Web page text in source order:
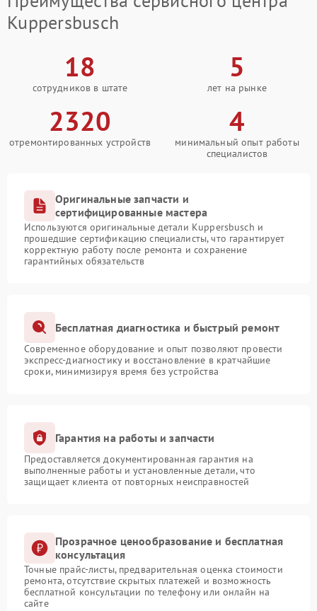
Kuppersbusch
18
сотрудников в штате
5
лет на рынке
2320
отремонтированных устройств
4
минимальный опыт работы
специалистов
Оригинальные запчасти и
сертифицированные мастера
Используются оригинальные детали Kuppersbusch и
прошедшие сертификацию специалисты, что гарантирует
корректную работу после ремонта и сохранение
гарантийных обязательств
Бесплатная диагностика и быстрый ремонт
Современное оборудование и опыт позволяют провести
экспресс-диагностику и восстановление в кратчайшие
сроки, минимизируя время без устройства
Гарантия на работы и запчасти
Предоставляется документированная гарантия на
выполненные работы и установленные детали, что
защищает клиента от повторных неисправностей
Прозрачное ценообразование и бесплатная
консультация
Точные прайс-листы, предварительная оценка стоимости
ремонта, отсутствие скрытых платежей и возможность
бесплатной консультации по телефону или онлайн на
сайте